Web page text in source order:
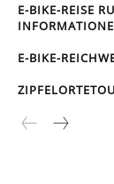
E-BIKE-REISE
E-BIKE-